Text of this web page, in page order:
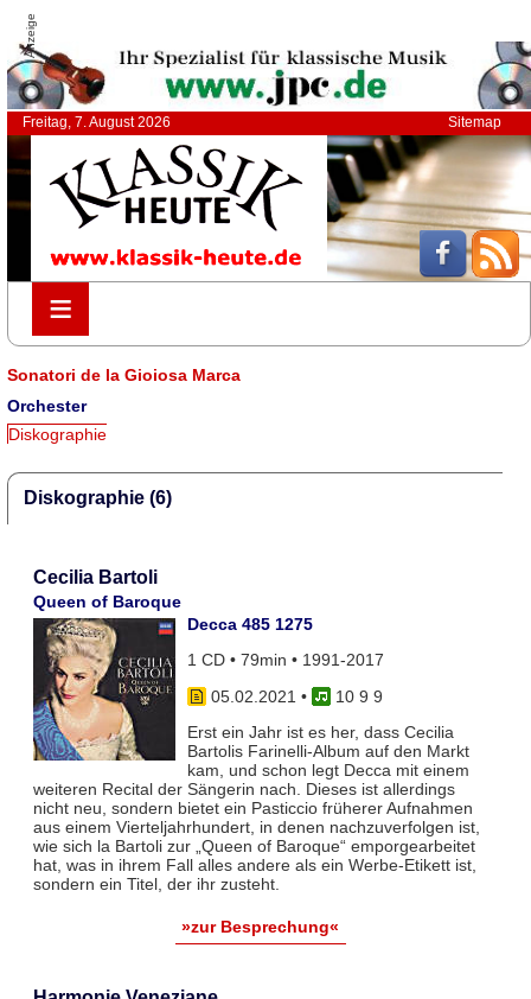
Anzeige
Freitag, 7. August 2026 Sitemap
≡
≡
Sonatori de la Gioiosa Marca
Orchester
Diskographie
Diskographie (6)
Cecilia Bartoli
Queen of Baroque
Decca 485 1275
1 CD • 79min • 1991-2017
05.02.2021 •
10 9 9
Erst ein Jahr ist es her, dass Cecilia
Bartolis Farinelli-Album auf den Markt
kam, und schon legt Decca mit einem
weiteren Recital der Sängerin nach. Dieses ist allerdings
nicht neu, sondern bietet ein Pasticcio früherer Aufnahmen
aus einem Vierteljahrhundert, in denen nachzuverfolgen ist,
wie sich la Bartoli zur „Queen of Baroque“ emporgearbeitet
hat, was in ihrem Fall alles andere als ein Werbe-Etikett ist,
sondern ein Titel, der ihr zusteht.
»zur Besprechung«